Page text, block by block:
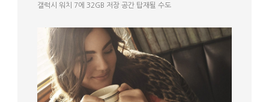
갤럭시 워치 7에 32GB 저장 공간 탑재될 수도